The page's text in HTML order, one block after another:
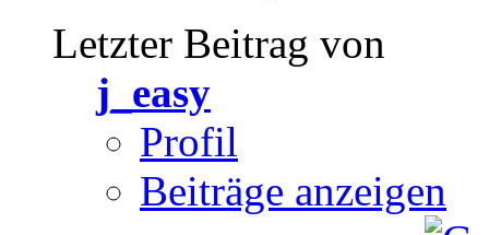
Letzter Beitrag von
j_easy
Profil
Beiträge anzeigen